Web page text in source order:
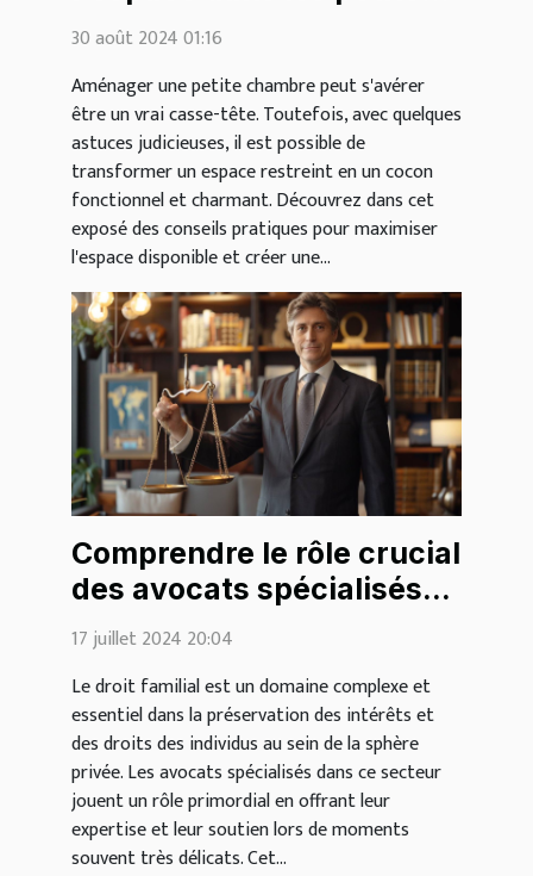
chambres
30 août 2024 01:16
Aménager une petite chambre peut s'avérer
être un vrai casse-tête. Toutefois, avec quelques
astuces judicieuses, il est possible de
transformer un espace restreint en un cocon
fonctionnel et charmant. Découvrez dans cet
exposé des conseils pratiques pour maximiser
l'espace disponible et créer une...
Comprendre le rôle crucial
des avocats spécialisés
en droit familial
17 juillet 2024 20:04
Le droit familial est un domaine complexe et
essentiel dans la préservation des intérêts et
des droits des individus au sein de la sphère
privée. Les avocats spécialisés dans ce secteur
jouent un rôle primordial en offrant leur
expertise et leur soutien lors de moments
souvent très délicats. Cet...